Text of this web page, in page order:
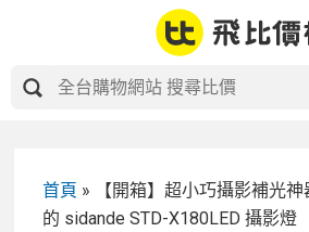
首頁 »
【開箱】超小巧攝影補光
的 sidande STD-X180LED 攝影燈